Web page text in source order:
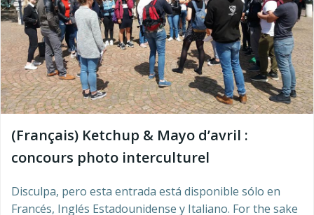
(Français) Ketchup & Mayo d’avril :
concours photo interculturel
Disculpa, pero esta entrada está disponible sólo en
Francés, Inglés Estadounidense y Italiano. For the sake